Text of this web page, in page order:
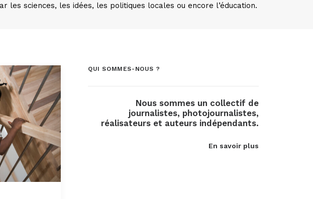
les sciences, les idées, les politiques locales ou encore l’éducation.
QUI SOMMES-NOUS ?
Nous sommes un collectif de
journalistes, photojournalistes,
réalisateurs et auteurs indépendants.
En savoir plus